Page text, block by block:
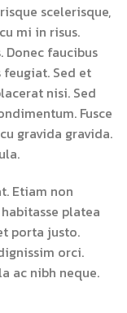
scelerisque,
mi in risus.
faucibus
Sed et
nisi. Sed
Fusce
gravida gravida.
Etiam non
platea
porta justo.
orci.
ac nibh neque.